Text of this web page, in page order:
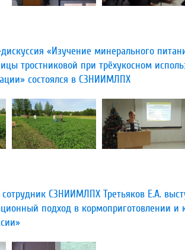
«Изучение минерального
тростниковой при трёхукосном
состоялся в СЗНИИМЛПХ
СЗНИИМЛПХ Третьяков Е.А.
подход в кормоприготовлении и